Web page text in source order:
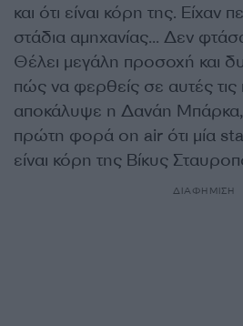
και ότι είναι κόρη της. Είχαν
στάδια αμηχανίας… Δεν
Θέλει μεγάλη προσοχή και
πώς να φερθείς σε αυτές τις
αποκάλυψε η Δανάη Μπάρκα,
πρώτη φορά on air ότι μία
είναι κόρη της Βίκυς
ΔΙΑΦΗΜΙΣΗ